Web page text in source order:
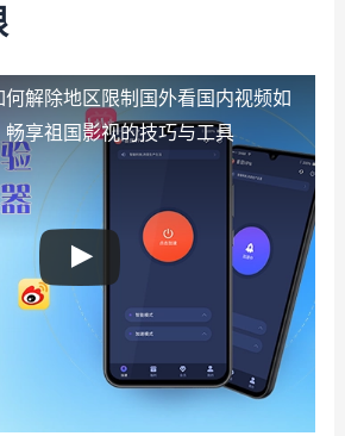
解除地区限制 国外看国内视频如
享祖国影视的技巧与工具